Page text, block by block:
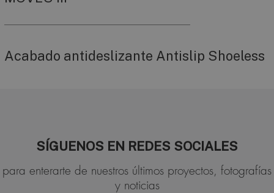
Acabado antideslizante Antislip Shoeless
SÍGUENOS EN REDES SOCIALES
para enterarte de nuestros últimos proyectos, fotografías
y noticias